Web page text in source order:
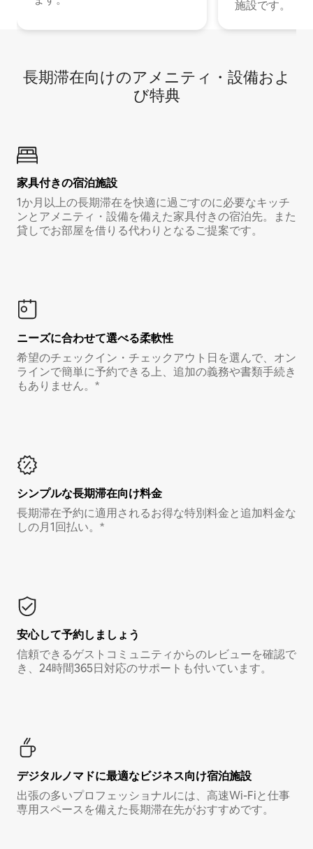
施設です。
長期滞在向け⁠のア⁠メ⁠ニ⁠テ⁠ィ⁠・設⁠備⁠およ
び特⁠典
家具付き⁠の宿⁠泊⁠施⁠設
1か月以上の長期滞在を快適に過ごすのに必要なキッチ
ンとアメニティ・設備を備えた家具付きの宿泊先。また
貸しでお部屋を借りる代わりとなるご提案です。
ニーズに合わせて選べる柔軟性
希望のチェックイン・チェックアウト日を選んで、オン
ラインで簡単に予約できる上、追加の義務や書類手続き
もありません。*
シンプルな長期滞在向け料金
長期滞在予約に適用されるお得な特別料金と追加料金な
しの月1回払い。*
安心して予約しましょう
信頼できるゲストコミュニティからのレビューを確認で
き、24時間365日対応のサポートも付いています。
デジタルノマド⁠に最⁠適⁠なビ⁠ジ⁠ネ⁠ス⁠向⁠け宿⁠泊⁠施⁠設
出張の多いプロフェッショナルには、高速Wi-Fiと仕事
専用スペースを備えた長期滞在先がおすすめです。